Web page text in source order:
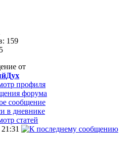
159
от
профиля
форума
сообщение
в дневнике
статей
21:31